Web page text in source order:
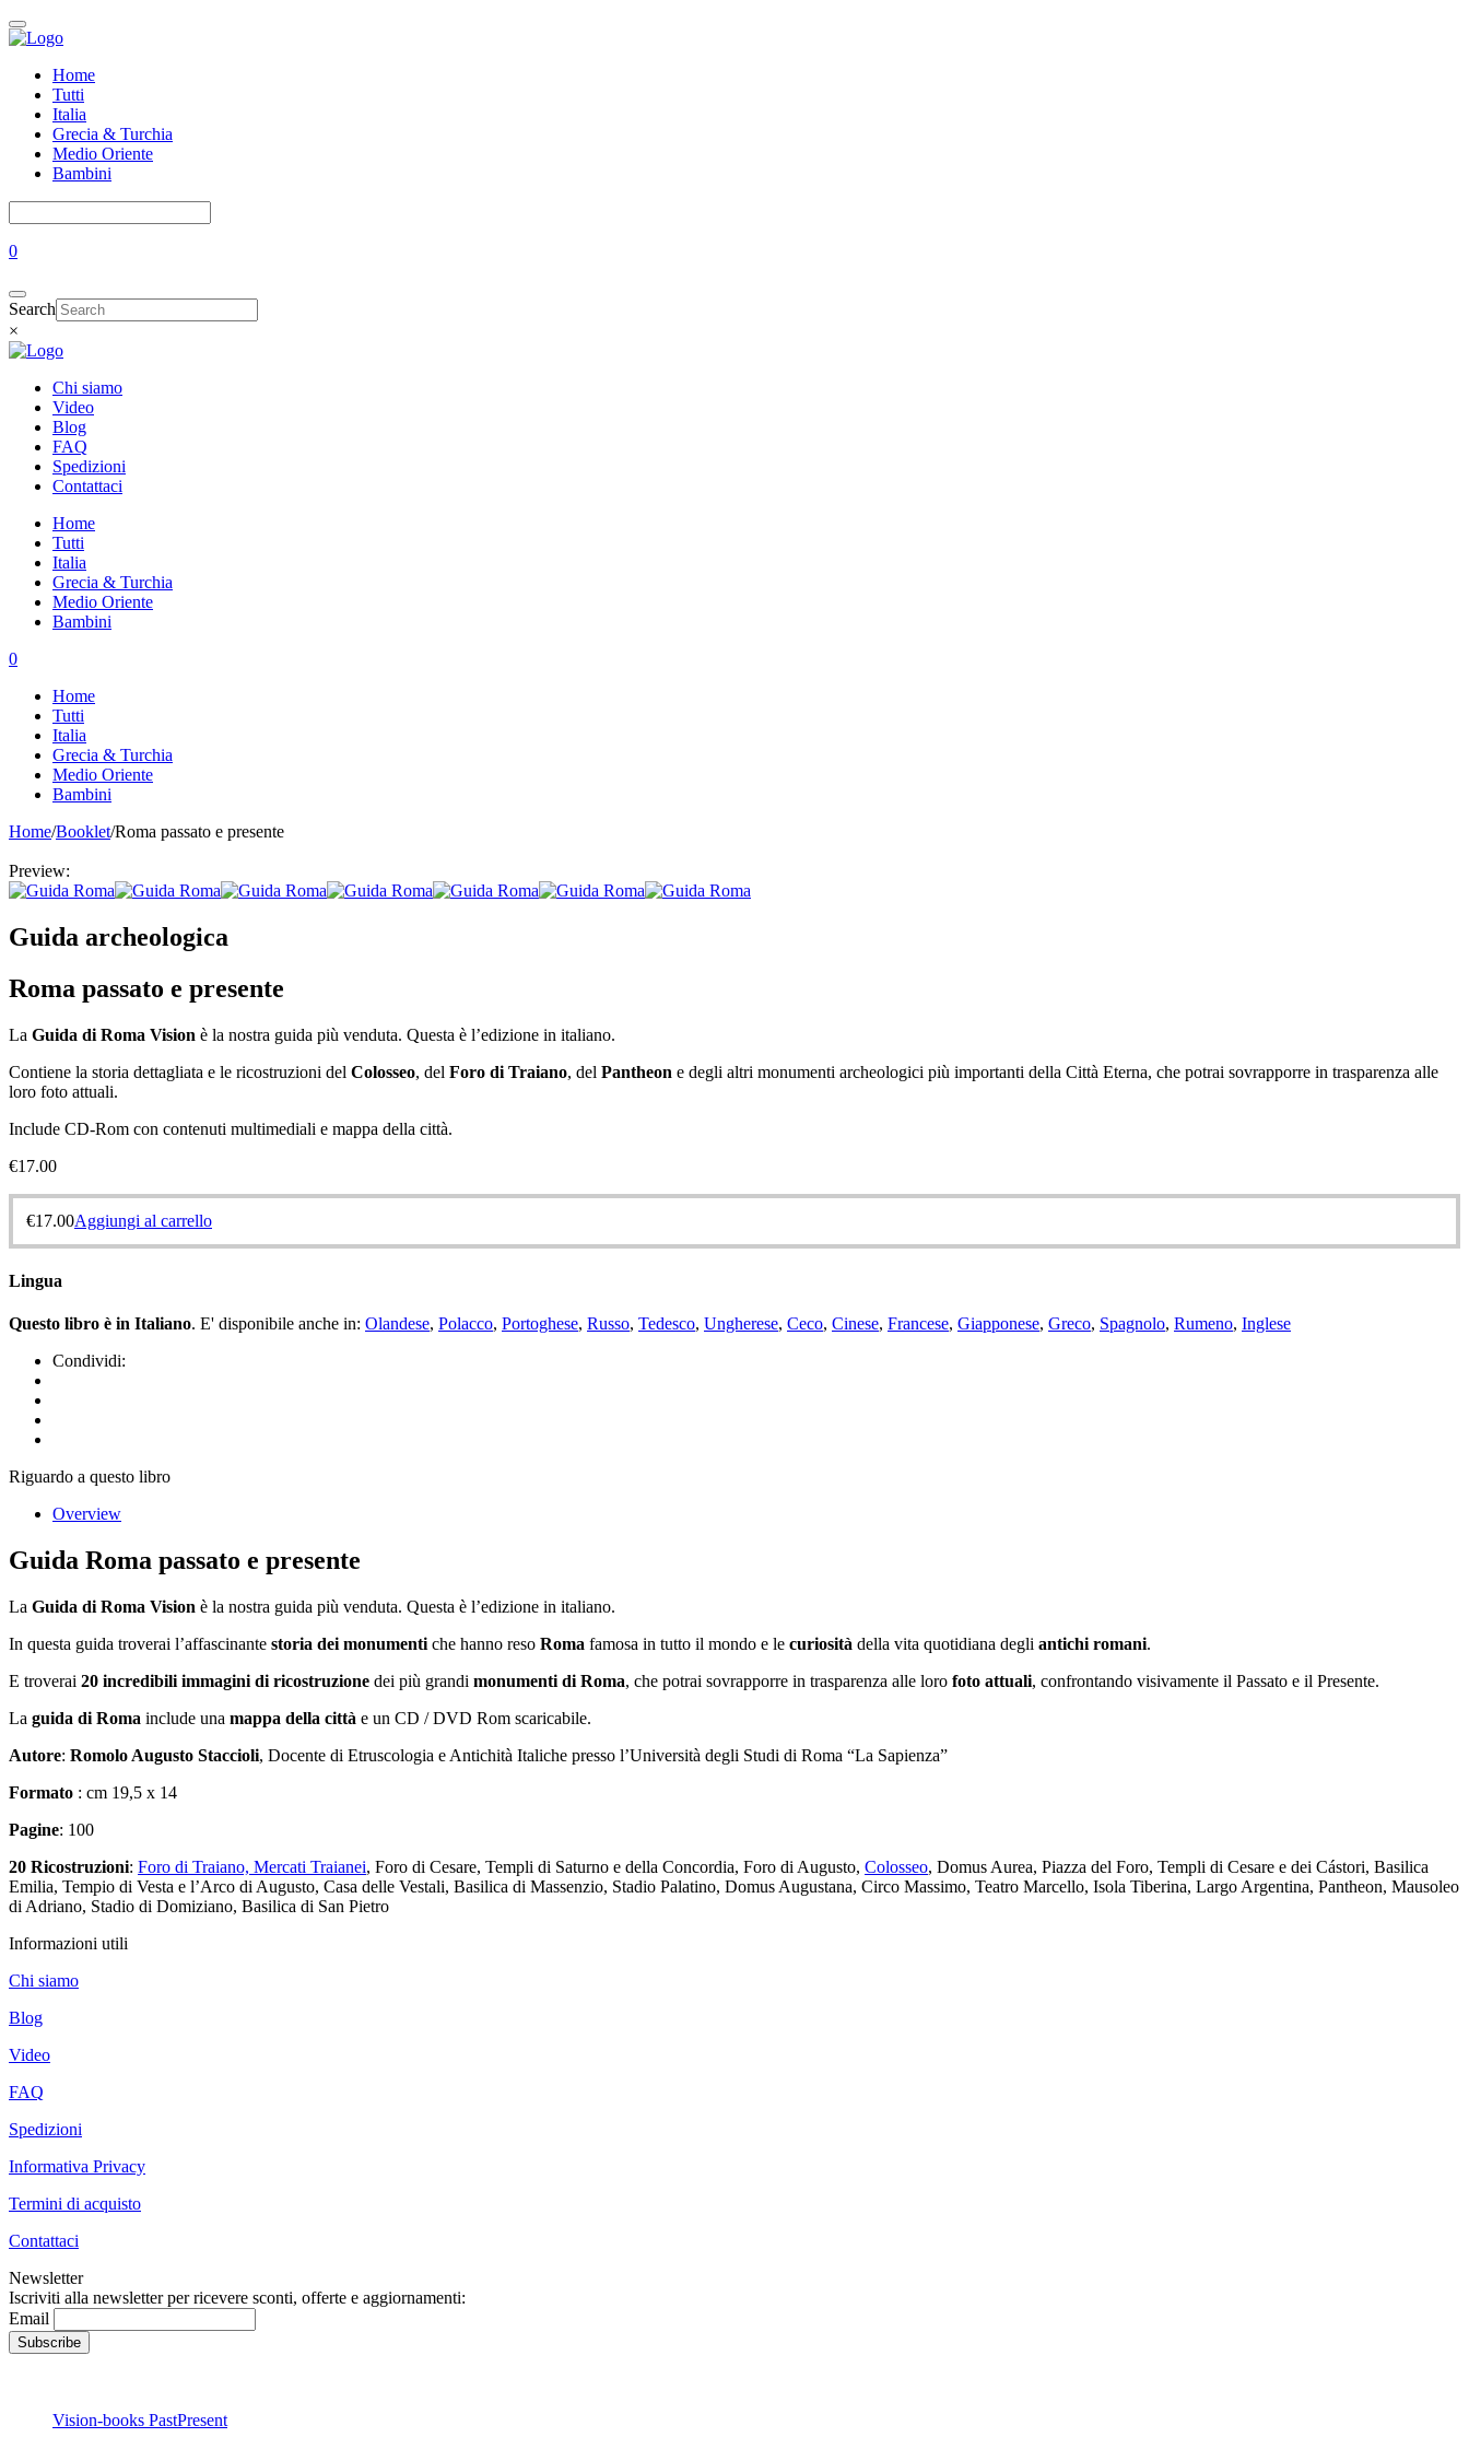
Home
Tutti
Italia
Grecia & Turchia
Medio Oriente
Bambini
0
Search
×
Chi siamo
Video
Blog
FAQ
Spedizioni
Contattaci
Home
Tutti
Italia
Grecia & Turchia
Medio Oriente
Bambini
0
Home
Tutti
Italia
Grecia & Turchia
Medio Oriente
Bambini
Home/Booklet/Roma passato e presente
Preview:
Guida archeologica
Roma passato e presente
La Guida di Roma Vision è la nostra guida più venduta. Questa è l’edizione in italiano.
Contiene la storia dettagliata e le ricostruzioni del Colosseo, del Foro di Traiano, del Pantheon e degli altri monumenti archeologici più importanti della Città Eterna, che potrai sovrapporre in trasparenza alle
loro foto attuali.
Include CD-Rom con contenuti multimediali e mappa della città.
€17.00
€17.00Aggiungi al carrello
Lingua
Questo libro è in Italiano. E' disponibile anche in: Olandese, Polacco, Portoghese, Russo, Tedesco, Ungherese, Ceco, Cinese, Francese, Giapponese, Greco, Spagnolo, Rumeno, Inglese
Condividi:
Riguardo a questo libro
Overview
Guida Roma passato e presente
La Guida di Roma Vision è la nostra guida più venduta. Questa è l’edizione in italiano.
In questa guida troverai l’affascinante storia dei monumenti che hanno reso Roma famosa in tutto il mondo e le curiosità della vita quotidiana degli antichi romani.
E troverai 20 incredibili immagini di ricostruzione dei più grandi monumenti di Roma, che potrai sovrapporre in trasparenza alle loro foto attuali, confrontando visivamente il Passato e il Presente.
La guida di Roma include una mappa della città e un CD / DVD Rom scaricabile.
Autore: Romolo Augusto Staccioli, Docente di Etruscologia e Antichità Italiche presso l’Università degli Studi di Roma “La Sapienza”
Formato : cm 19,5 x 14
Pagine: 100
20 Ricostruzioni: Foro di Traiano, Mercati Traianei, Foro di Cesare, Templi di Saturno e della Concordia­­, Foro di Augusto, Colosseo, Domus Aurea, Piazza del Foro, Templi di Cesare e dei Cástori, Basilica
Emilia, Tempio di Vesta e l’Arco di Augusto, Casa delle Vestali, Basilica di Massenzio, Stadio Palatino, Domus Augustana, Circo Massimo, Teatro Marcello, Isola Tiberina, Largo Argentina, Pantheon, Mausoleo
di Adriano, Stadio di Domiziano, Basilica di San Pietro
Informazioni utili
Chi siamo
Blog
Video
FAQ
Spedizioni
Informativa Privacy
Termini di acquisto
Contattaci
Newsletter
Iscriviti alla newsletter per ricevere sconti, offerte e aggiornamenti:
Email
Vision-books PastPresent